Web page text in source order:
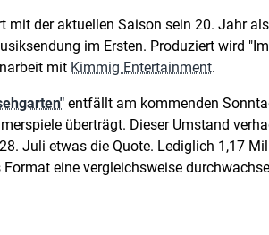
mit der aktuellen Saison sein 20. Jahr
im Ersten. Produziert wird
mit Kimmig Entertainment.
entfällt am kommenden
überträgt. Dieser Umstand
Juli etwas die Quote. Lediglich 1,17
eine vergleichsweise